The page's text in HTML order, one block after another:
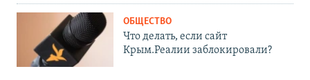
ОБЩЕСТВО
Что делать, если сайт
Крым.Реалии заблокировали?